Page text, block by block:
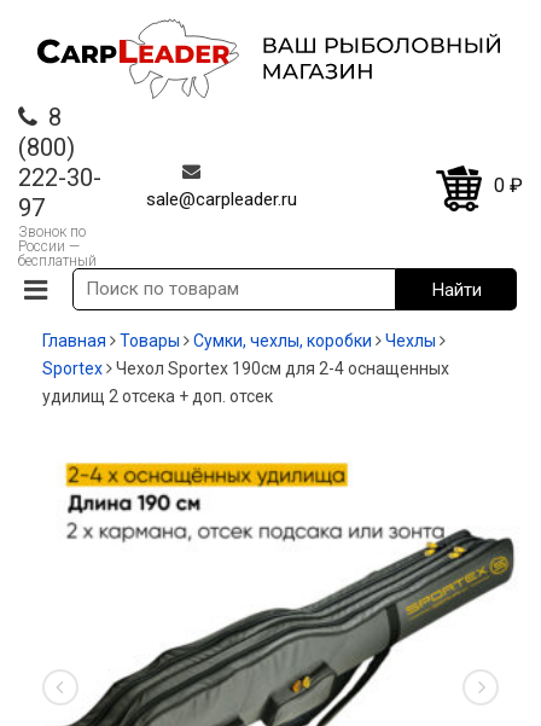
8
(800)
222-30-
97
Звонок по
России —
бесплатный
sale@carpleader.ru
0 ₽
Главная Товары Сумки, чехлы, коробки
Чехлы
Sportex
Чехол Sportex 190cм для 2-4 оснащенных
удилищ 2 отсека + доп. отсек